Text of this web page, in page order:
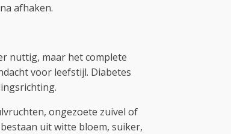
afhaken.
nuttig, maar het complete
voor leefstijl. Diabetes
ongezoete zuivel of
uit witte bloem, suiker,